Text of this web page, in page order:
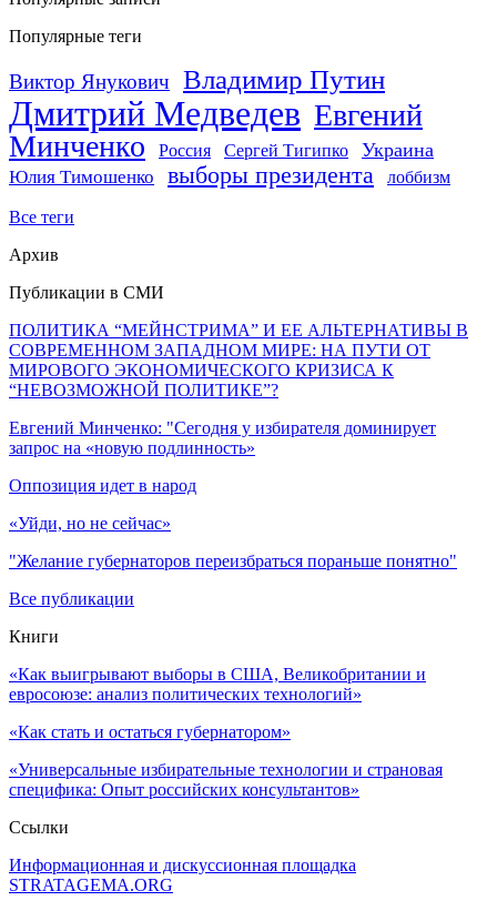
Популярные теги
Виктор Янукович Владимир Путин
Дмитрий Медведев Евгений
Минченко
Россия Сергей Тигипко Украина
Юлия Тимошенко выборы президента лоббизм
Все теги
Архив
Публикации в СМИ
ПОЛИТИКА “МЕЙНСТРИМА” И ЕЕ АЛЬТЕРНАТИВЫ В
СОВРЕМЕННОМ ЗАПАДНОМ МИРЕ: НА ПУТИ ОТ
МИРОВОГО ЭКОНОМИЧЕСКОГО КРИЗИСА К
“НЕВОЗМОЖНОЙ ПОЛИТИКЕ”?
Евгений Минченко: "Сегодня у избирателя доминирует
запрос на «новую подлинность»
Оппозиция идет в народ
«Уйди, но не сейчас»
"Желание губернаторов переизбраться пораньше понятно"
Все публикации
Книги
«Как выигрывают выборы в США, Великобритании и
евросоюзе: анализ политических технологий»
«Как стать и остаться губернатором»
«Универсальные избирательные технологии и страновая
специфика: Опыт российских консультантов»
Ссылки
Информационная и дискуссионная площадка
STRATAGEMA.ORG